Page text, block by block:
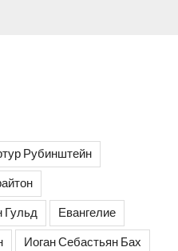
Рубинштейн
Гульд Евангелие
Иоган Себастьян Бах